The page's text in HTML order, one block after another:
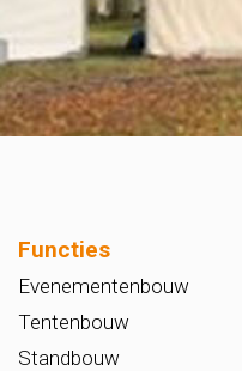
Functies
Evenementenbouw
Tentenbouw
Standbouw